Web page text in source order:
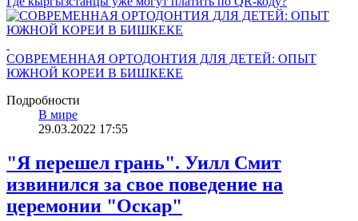
СОВРЕМЕННАЯ ОРТОДОНТИЯ ДЛЯ ДЕТЕЙ: ОПЫТ
ЮЖНОЙ КОРЕИ В БИШКЕКЕ
Подробности
В мире
29.03.2022 17:55
"Я перешел грань". Уилл Смит
извинился за свое поведение на
церемонии "Оскар"